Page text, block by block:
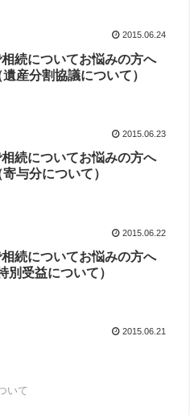
2015.06.24
続についてお悩みの方へ
遺産分割協議について）
2015.06.23
続についてお悩みの方へ
与分について）
2015.06.22
続についてお悩みの方へ
別受益について）
2015.06.21
いて